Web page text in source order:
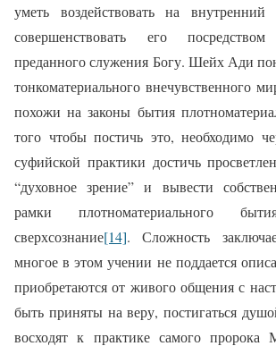
уметь воздействовать на
совершенствовать его
преданного служения Богу. Шейх Ади
тонкоматериального внечувственного
похожи на законы бытия
того чтобы постичь это, необходимо
суфийской практики достичь
“духовное зрение” и вывести
рамки плотноматериального
сверхсознание[14]. Сложность
многое в этом учении не поддается
приобретаются от живого общения с
быть приняты на веру, постигаться
восходят к практике самого пророка